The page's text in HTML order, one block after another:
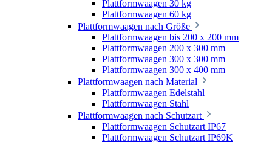
Plattformwaagen 30 kg
Plattformwaagen 60 kg
Plattformwaagen nach Größe
Plattformwaagen bis 200 x 200 mm
Plattformwaagen 200 x 300 mm
Plattformwaagen 300 x 300 mm
Plattformwaagen 300 x 400 mm
Plattformwaagen nach Material
Plattformwaagen Edelstahl
Plattformwaagen Stahl
Plattformwaagen nach Schutzart
Plattformwaagen Schutzart IP67
Plattformwaagen Schutzart IP69K